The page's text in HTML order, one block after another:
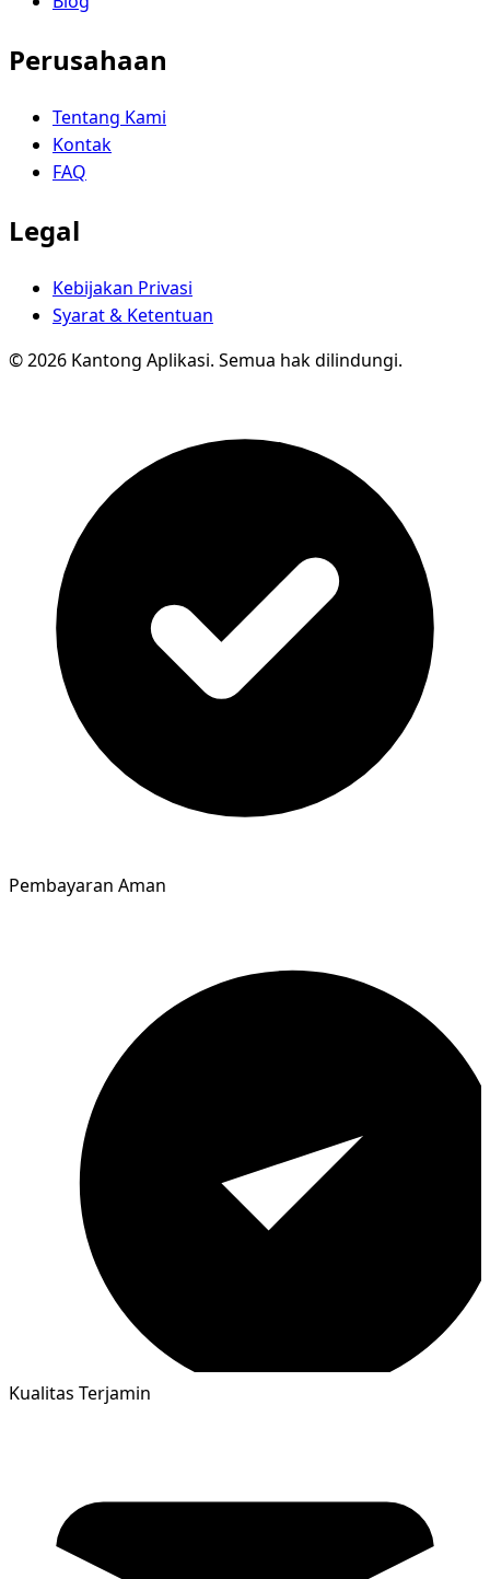
Perusahaan
Tentang Kami
Kontak
FAQ
Legal
Kebijakan Privasi
Syarat & Ketentuan
© 2026 Kantong Aplikasi. Semua hak dilindungi.
Pembayaran Aman
Kualitas Terjamin